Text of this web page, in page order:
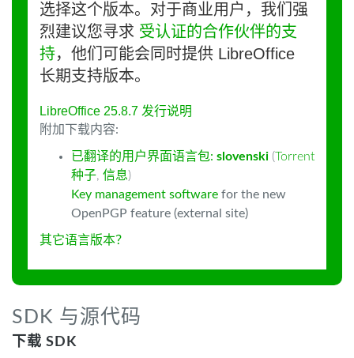
选择这个版本。对于商业用户，我们强
烈建议您寻求 受认证的合作伙伴的支
持，他们可能会同时提供 LibreOffice
长期支持版本。
LibreOffice 25.8.7 发行说明
附加下载内容:
已翻译的用户界面语言包: slovenski (Torrent
种子, 信息)
Key management software for the new
OpenPGP feature (external site)
其它语言版本？
SDK 与源代码
下载 SDK